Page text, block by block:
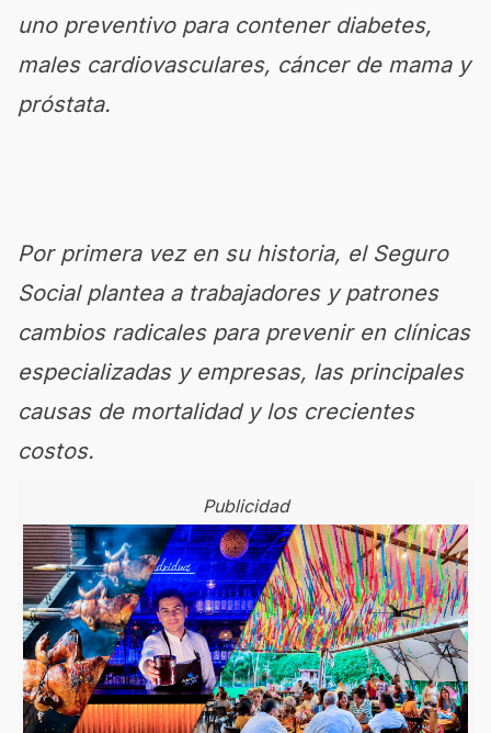
uno preventivo para contener diabetes,
males cardiovasculares, cáncer de mama y
próstata.
Por primera vez en su historia, el Seguro
Social plantea a trabajadores y patrones
cambios radicales para prevenir en clínicas
especializadas y empresas, las principales
causas de mortalidad y los crecientes
costos.
Publicidad